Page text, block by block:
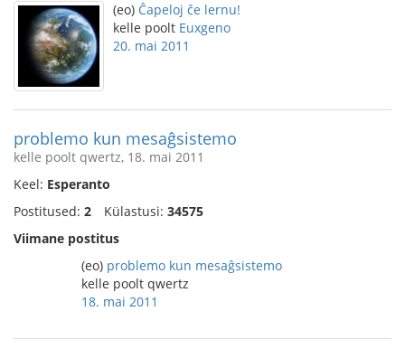
(eo) Ĉapeloj ĉe lernu!
kelle poolt Euxgeno
20. mai 2011
problemo kun mesaĝsistemo
kelle poolt qwertz, 18. mai 2011
Keel: Esperanto
Postitused: 2 Külastusi: 34575
Viimane postitus
(eo) problemo kun mesaĝsistemo
kelle poolt qwertz
18. mai 2011